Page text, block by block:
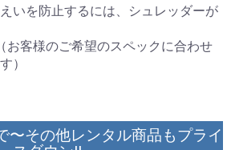
いを防止するには、シュレッダーが
お客様のご希望のスペックに合わせ
）
〜その他レンタル商品もプライ